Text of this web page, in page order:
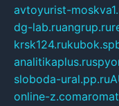
avtoyurist-
dg-lab.ruangrup.ru
krsk124.ru
analitikaplus.ru
sloboda-ural.pp.ru
online-z.com